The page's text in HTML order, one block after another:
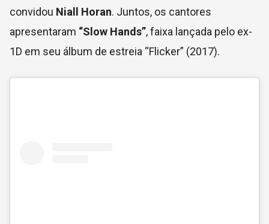
convidou Niall Horan. Juntos, os cantores
apresentaram “Slow Hands”, faixa lançada pelo ex-
1D em seu álbum de estreia “Flicker” (2017).